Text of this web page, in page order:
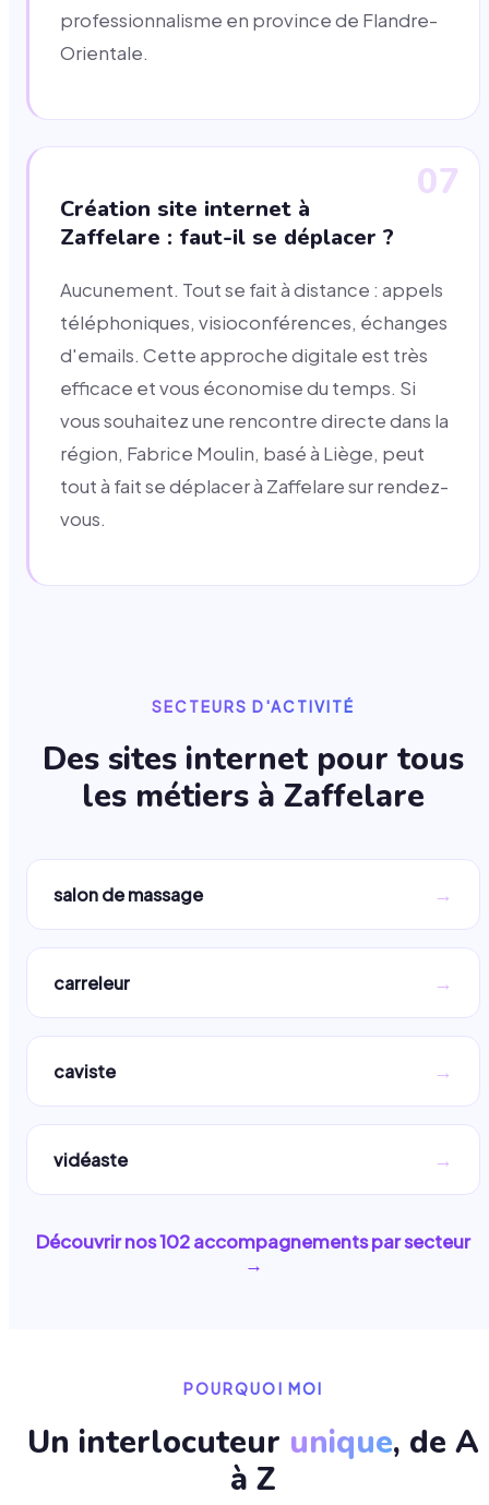
professionnalisme en province de Flandre-
Orientale.
07
Création site internet à
Zaffelare : faut-il se déplacer ?
Aucunement. Tout se fait à distance : appels
téléphoniques, visioconférences, échanges
d'emails. Cette approche digitale est très
efficace et vous économise du temps. Si
vous souhaitez une rencontre directe dans la
région, Fabrice Moulin, basé à Liège, peut
tout à fait se déplacer à Zaffelare sur rendez-
vous.
SECTEURS D'ACTIVITÉ
Des sites internet pour tous
les métiers à Zaffelare
salon de massage →
carreleur →
caviste →
vidéaste →
Découvrir nos102accompagnements par secteur
→
POURQUOI MOI
Un interlocuteur unique, de A
à Z